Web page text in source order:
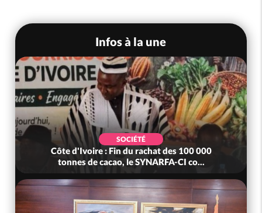
Infos à la une
SOCIÉTÉ
Côte d'Ivoire : Fin du rachat des 100 000
tonnes de cacao, le SYNARFA-CI co...